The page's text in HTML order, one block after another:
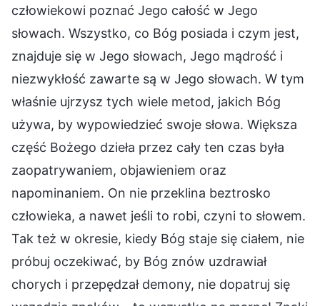
człowiekowi poznać Jego całość w Jego
słowach. Wszystko, co Bóg posiada i czym jest,
znajduje się w Jego słowach, Jego mądrość i
niezwykłość zawarte są w Jego słowach. W tym
właśnie ujrzysz tych wiele metod, jakich Bóg
używa, by wypowiedzieć swoje słowa. Większa
część Bożego dzieła przez cały ten czas była
zaopatrywaniem, objawieniem oraz
napominaniem. On nie przeklina beztrosko
człowieka, a nawet jeśli to robi, czyni to słowem.
Tak też w okresie, kiedy Bóg staje się ciałem, nie
próbuj oczekiwać, by Bóg znów uzdrawiał
chorych i przepędzał demony, nie dopatruj się